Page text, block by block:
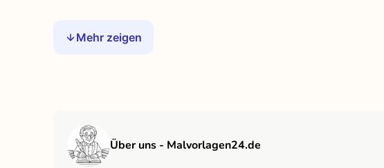
Mehr zeigen
Über uns - Malvorlagen24.de